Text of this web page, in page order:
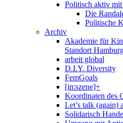
Politisch aktiv
Die
Politische
Archiv
Akademie für
Standort
arbeit global
D.I.Y. Diversity
FemGoals
[in:szene]+
Koordinaten des
Let’s talk
Solidarisch